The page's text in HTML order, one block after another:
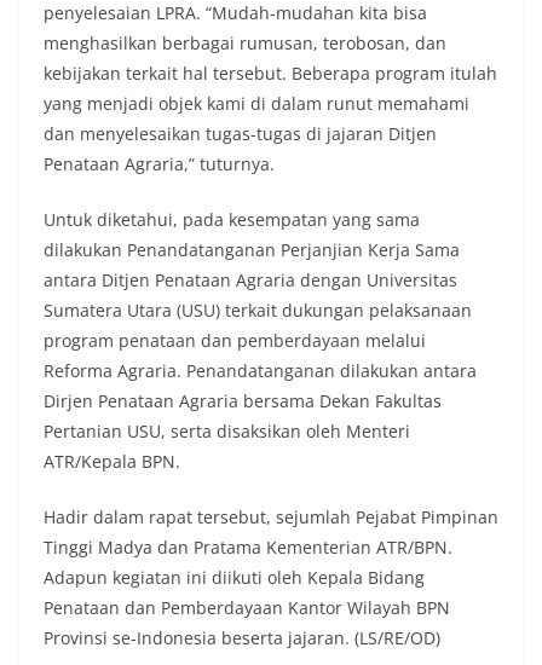
penyelesaian LPRA. “Mudah-mudahan kita bisa
menghasilkan berbagai rumusan, terobosan, dan
kebijakan terkait hal tersebut. Beberapa program itulah
yang menjadi objek kami di dalam runut memahami
dan menyelesaikan tugas-tugas di jajaran Ditjen
Penataan Agraria,” tuturnya.
Untuk diketahui, pada kesempatan yang sama
dilakukan Penandatanganan Perjanjian Kerja Sama
antara Ditjen Penataan Agraria dengan Universitas
Sumatera Utara (USU) terkait dukungan pelaksanaan
program penataan dan pemberdayaan melalui
Reforma Agraria. Penandatanganan dilakukan antara
Dirjen Penataan Agraria bersama Dekan Fakultas
Pertanian USU, serta disaksikan oleh Menteri
ATR/Kepala BPN.
Hadir dalam rapat tersebut, sejumlah Pejabat Pimpinan
Tinggi Madya dan Pratama Kementerian ATR/BPN.
Adapun kegiatan ini diikuti oleh Kepala Bidang
Penataan dan Pemberdayaan Kantor Wilayah BPN
Provinsi se-Indonesia beserta jajaran. (LS/RE/OD)